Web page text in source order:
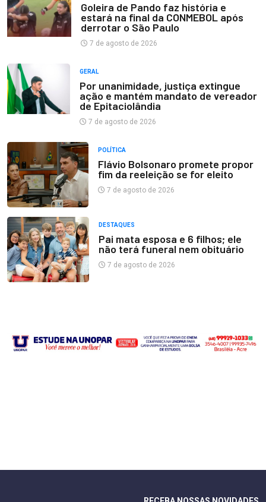
Goleira de Pando faz história e
estará na final da CONMEBOL após
derrotar o São Paulo
7 de agosto de 2026
GERAL
Por unanimidade, justiça extingue
ação e mantém mandato de vereador
de Epitaciolândia
7 de agosto de 2026
POLÍTICA
Flávio Bolsonaro promete propor
fim da reeleição se for eleito
7 de agosto de 2026
DESTAQUES
Pai mata esposa e 6 filhos; ele
não terá funeral nem obituário
7 de agosto de 2026